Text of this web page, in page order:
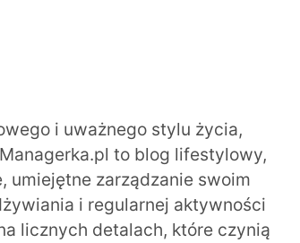
i uważnego stylu życia,
to blog lifestylowy,
umiejętne zarządzanie swoim
i regularnej aktywności
licznych detalach, które czynią